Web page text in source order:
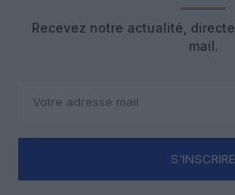
Recevez notre actualité,
mail.
S'INSCRIRE